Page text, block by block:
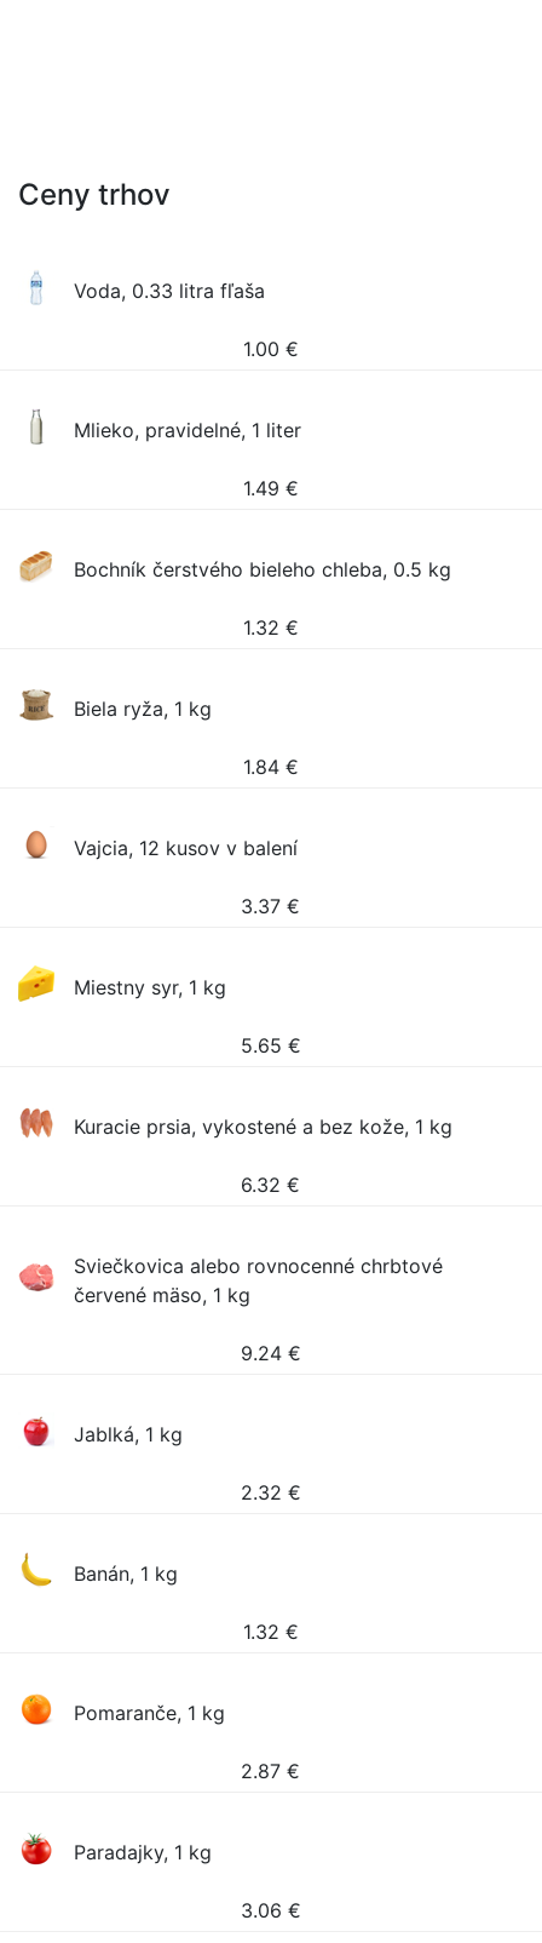
Ceny trhov
Voda, 0.33 litra fľaša
1.00 €
Mlieko, pravidelné, 1 liter
1.49 €
Bochník čerstvého bieleho chleba, 0.5 kg
1.32 €
Biela ryža, 1 kg
1.84 €
Vajcia, 12 kusov v balení
3.37 €
Miestny syr, 1 kg
5.65 €
Kuracie prsia, vykostené a bez kože, 1 kg
6.32 €
Sviečkovica alebo rovnocenné chrbtové
červené mäso, 1 kg
9.24 €
Jablká, 1 kg
2.32 €
Banán, 1 kg
1.32 €
Pomaranče, 1 kg
2.87 €
Paradajky, 1 kg
3.06 €